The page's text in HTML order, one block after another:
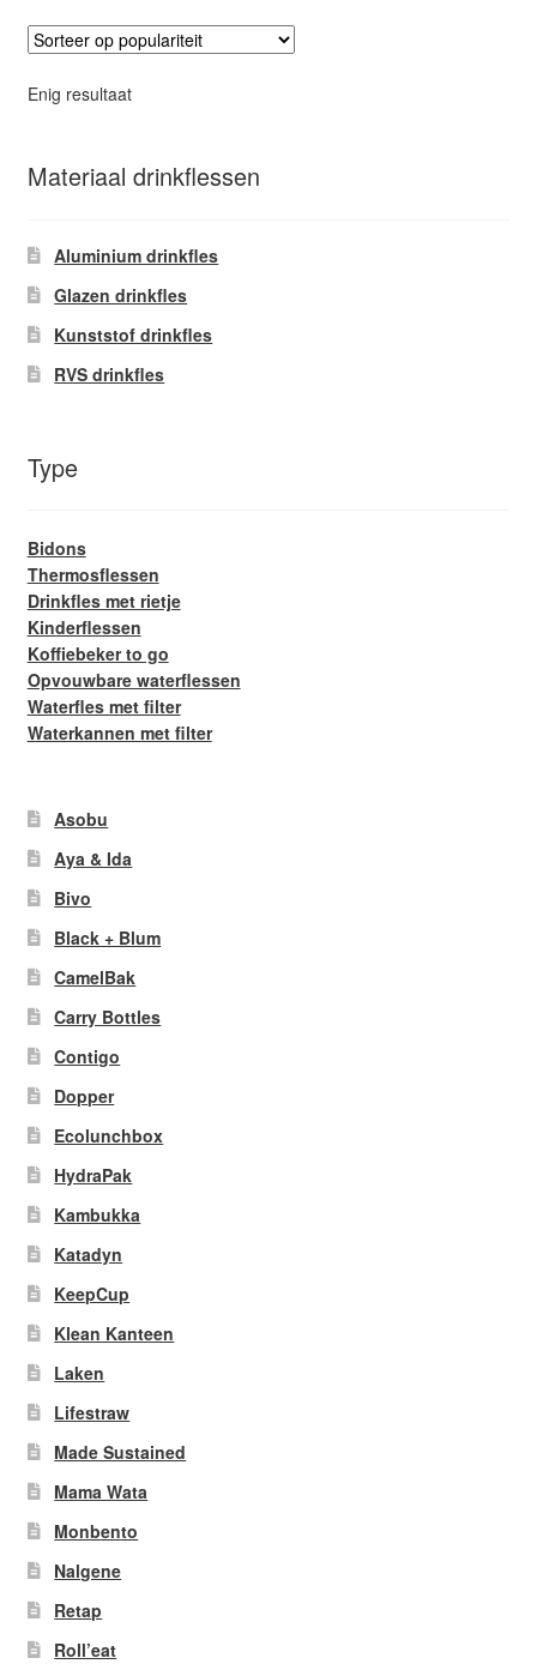
Enig resultaat
Materiaal drinkflessen
Aluminium drinkfles
Glazen drinkfles
Kunststof drinkfles
RVS drinkfles
Type
Bidons
Thermosflessen
Drinkfles met rietje
Kinderflessen
Koffiebeker to go
Opvouwbare waterflessen
Waterfles met filter
Waterkannen met filter
Asobu
Aya & Ida
Bivo
Black + Blum
CamelBak
Carry Bottles
Contigo
Dopper
Ecolunchbox
HydraPak
Kambukka
Katadyn
KeepCup
Klean Kanteen
Laken
Lifestraw
Made Sustained
Mama Wata
Monbento
Nalgene
Retap
Roll’eat